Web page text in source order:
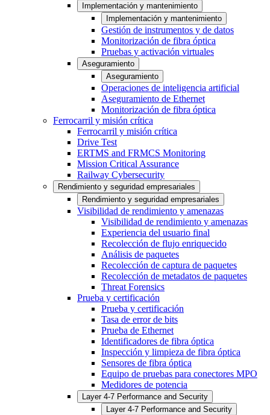
Implementación y mantenimiento
Implementación y mantenimiento
Gestión de instrumentos y de datos
Monitorización de fibra óptica
Pruebas y activación virtuales
Aseguramiento
Aseguramiento
Operaciones de inteligencia artificial
Aseguramiento de Ethernet
Monitorización de fibra óptica
Ferrocarril y misión crítica
Ferrocarril y misión crítica
Drive Test
ERTMS and FRMCS Monitoring
Mission Critical Assurance
Railway Cybersecurity
Rendimiento y seguridad empresariales
Rendimiento y seguridad empresariales
Visibilidad de rendimiento y amenazas
Visibilidad de rendimiento y amenazas
Experiencia del usuario final
Recolección de flujo enriquecido
Análisis de paquetes
Recolección de captura de paquetes
Recolección de metadatos de paquetes
Threat Forensics
Prueba y certificación
Prueba y certificación
Tasa de error de bits
Prueba de Ethernet
Identificadores de fibra óptica
Inspección y limpieza de fibra óptica
Sensores de fibra óptica
Equipo de pruebas para conectores MPO
Medidores de potencia
Layer 4-7 Performance and Security
Layer 4-7 Performance and Security